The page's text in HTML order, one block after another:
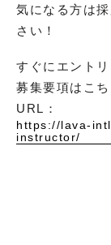
気になる方は
さい！
すぐにエント
募集要項はこち
URL：
https://lava-
instructor/